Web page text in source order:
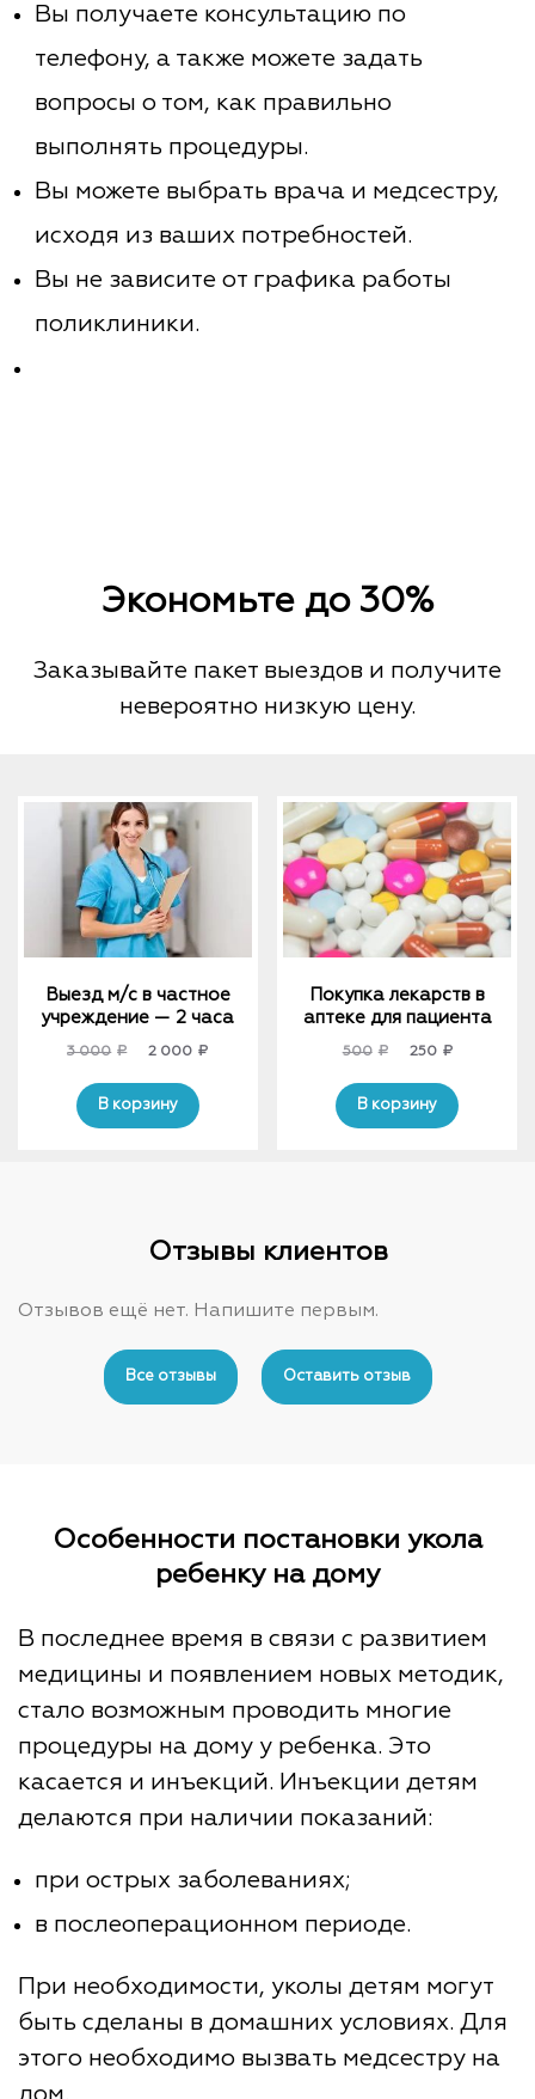
Вы получаете консультацию по
телефону, а также можете задать
вопросы о том, как правильно
выполнять процедуры.
Вы можете выбрать врача и медсестру,
исходя из ваших потребностей.
Вы не зависите от графика работы
поликлиники.
Экономьте до 30%
Заказывайте пакет выездов и получите
невероятно низкую цену.
Выезд м/с в частное
учреждение — 2 часа
3 000 ₽
Original
was:
3
2 000 ₽Current
В корзину
Покупка лекарств в
аптеке для пациента
500 ₽
Original
was:
500₽.
250 ₽Current
is:
В корзину
Отзывы клиентов
Отзывов ещё нет. Напишите первым.
Все отзывы Оставить отзыв
Особенности постановки укола
ребенку на дому
В последнее время в связи с развитием
медицины и появлением новых методик,
стало возможным проводить многие
процедуры на дому у ребенка. Это
касается и инъекций. Инъекции детям
делаются при наличии показаний:
при острых заболеваниях;
в послеоперационном периоде.
При необходимости, уколы детям могут
быть сделаны в домашних условиях. Для
этого необходимо вызвать медсестру на
дом.